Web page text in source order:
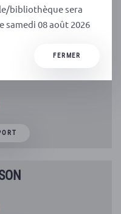
bibliothèque sera
08 août 2026
FERMER